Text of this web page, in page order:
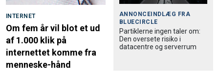
INTERNET
Om fem år vil blot et ud
af 1.000 klik på
internettet komme fra
menneske-hånd
ANNONCEINDLÆG FRA
BLUECIRCLE
Partiklerne ingen taler om:
Den oversete risiko i
datacentre og serverrum